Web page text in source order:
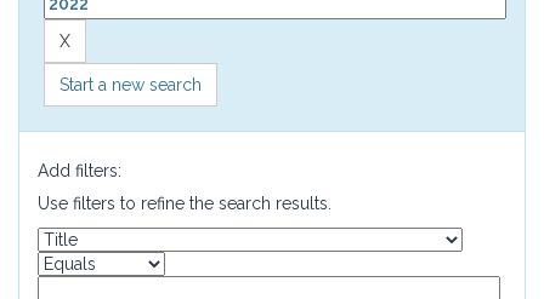
Start a new search
Add filters:
Use filters to refine the search results.